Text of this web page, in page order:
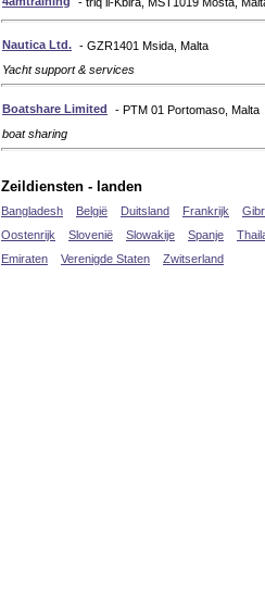
Nautica Ltd. - GZR1401 Msida, Malta
Yacht support & services
Boatshare Limited
- PTM 01 Portomaso, Malta
boat sharing
Zeildiensten - landen
Bangladesh België Duitsland Frankrijk
Oostenrijk
Slovenië Slowakije Spanje
Emiraten
Verenigde Staten Zwitserland